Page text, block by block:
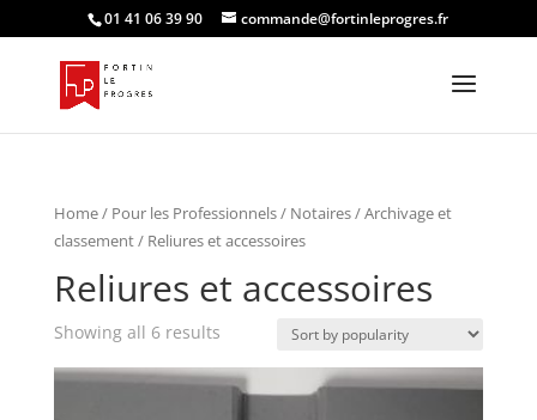
01 41 06 39 90 commande@fortinleprogres.fr
Home/ Pour les Professionnels/ Notaires/Archivage et
classement/ Reliures et accessoires
Reliures et accessoires
Showing all 6 results